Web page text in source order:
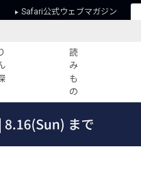
Safari公式ウェブマガジン
読
み
も
の